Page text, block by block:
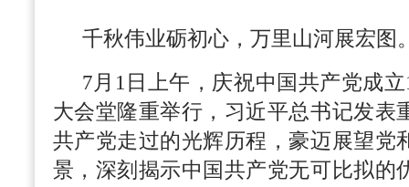
千秋伟业砺初心，万里山河展宏图
7月1日上午，庆祝中国共产党成
大会堂隆重举行，习近平总书记发表
共产党走过的光辉历程，豪迈展望党
景，深刻揭示中国共产党无可比拟的